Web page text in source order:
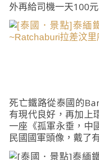
外再給司機一天100
死亡鐵路從泰國的
有現代良好，再加上
一座《孤軍永垂，中
民國國軍頭像，戴了